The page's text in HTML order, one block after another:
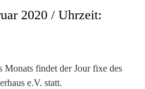
2020 / Uhrzeit:
Monats findet der Jour fixe des
e.V. statt.